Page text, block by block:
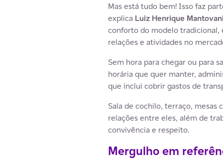
Mas está tudo bem! Isso faz
explica Luiz Henrique Mantovani
conforto do modelo tradicional,
relações e atividades no
Sem hora para chegar ou para
horária que quer manter,
que inclui cobrir gastos de
Sala de cochilo, terraço,
relações entre eles, além de
convivência e respeito.
Mergulho em